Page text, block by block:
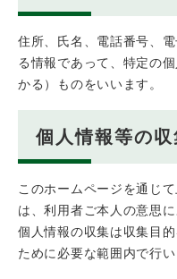
住所、氏名、電話番号、
る情報であって、特定の
かる）ものをいいます。
個人情報等の
このホームページを通じ
は、利用者ご本人の意思
個人情報の収集は収集目
ために必要な範囲内で行い